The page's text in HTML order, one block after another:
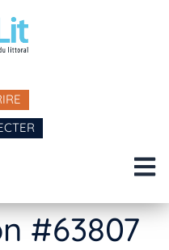
#63807